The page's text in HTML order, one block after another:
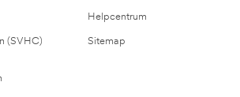
(SVHC)
Helpcentrum
Sitemap